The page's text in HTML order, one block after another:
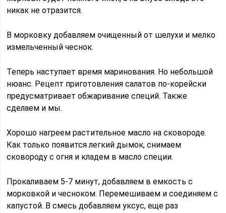
никак не отразится.
В морковку добавляем очищенный от шелухи и мелко
измельченный чеснок.
Теперь наступает время маринования. Но небольшой
нюанс. Рецепт приготовления салатов по-корейски
предусматривает обжаривание специй. Также
сделаем и мы.
Хорошо нагреем растительное масло на сковороде.
Как только появится легкий дымок, снимаем
сковороду с огня и кладем в масло специи.
Прокаливаем 5-7 минут, добавляем в емкость с
морковкой и чесноком. Перемешиваем и соединяем с
капустой. В смесь добавляем уксус, еще раз